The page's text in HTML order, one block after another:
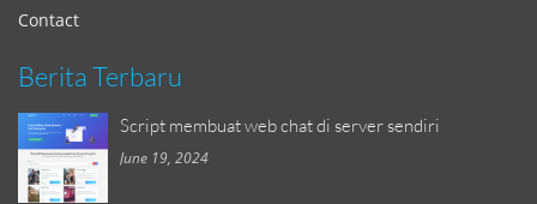
Contact
Berita Terbaru
Script membuat web chat di server sendiri
June 19, 2024